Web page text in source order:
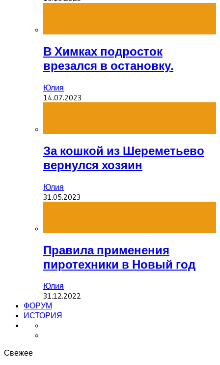
В Химках подросток
врезался в остановку.
Юлия
14.07.2023
За кошкой из Шереметьево
вернулся хозяин
Юлия
31.05.2023
Правила применения
пиротехники в Новый год
Юлия
31.12.2022
ФОРУМ
ИСТОРИЯ
Свежее